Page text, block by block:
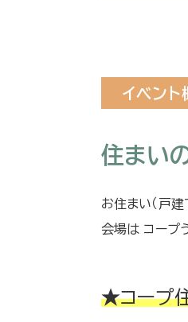
イベント
住まい
お住まい（戸建
会場は コープ
★コープ